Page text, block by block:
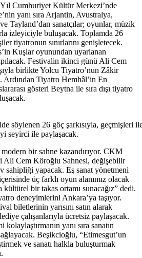
Cumhuriyet Kültür Merkezi’nde
yanı sıra Arjantin, Avustralya,
Tayland’dan sanatçılar; oyunlar, müzik
izleyiciyle buluşacak. Toplamda 26
tiyatronun sınırlarını genişletecek.
Kuşlar oyunundan uyarlanan
Festivalin ikinci günü Ali Cem
birlikte Yolcu Tiyatro’nun Zâkir
Ardından Tiyatro Hemhâl’in En
gösteri Beytna ile sıra dışı tiyatro
söylenen 26 göç şarkısıyla, geçmişleri ile
seyirci ile paylaşacak.
bir sahne kazandırıyor. CKM
Ali Cem Köroğlu Sahnesi, değişebilir
sahipliği yapacak. Eş sanat yönetmeni
üç farklı oyun alanımız olacak
bir takas ortamı sunacağız” dedi.
deneyimlerini Ankara’ya taşıyor.
biletlerinin yarısını satın alarak
çalışanlarıyla ücretsiz paylaşacak.
yanı sıra sanatın
Beşikcioğlu, “Etimesgut’un
ve sanatı halkla buluşturmak